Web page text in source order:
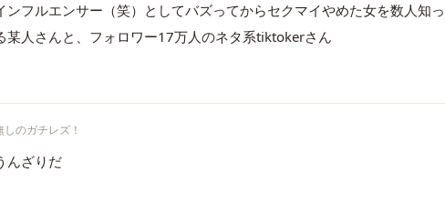
ンフルエンサー（笑）としてバズってからセクマイやめた女を数人知
某人さんと、フォロワー17万人のネタ系tiktokerさん
しのガチレズ！
んざりだ